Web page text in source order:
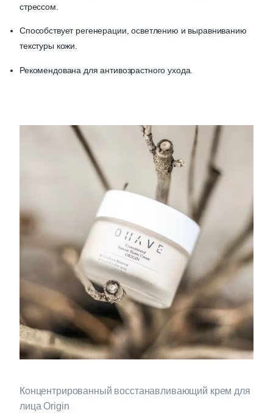
стрессом.
Способствует регенерации, осветлению и выравниванию
текстуры кожи.
Рекомендована для антивозрастного ухода.
Концентрированный восстанавливающий крем для
лица Origin